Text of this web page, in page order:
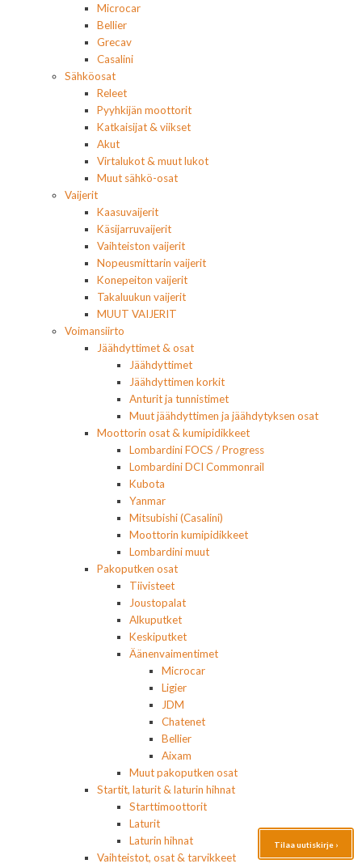
Microcar
Bellier
Grecav
Casalini
Sähköosat
Releet
Pyyhkijän moottorit
Katkaisijat & viikset
Akut
Virtalukot & muut lukot
Muut sähkö-osat
Vaijerit
Kaasuvaijerit
Käsijarruvaijerit
Vaihteiston vaijerit
Nopeusmittarin vaijerit
Konepeiton vaijerit
Takaluukun vaijerit
MUUT VAIJERIT
Voimansiirto
Jäähdyttimet & osat
Jäähdyttimet
Jäähdyttimen korkit
Anturit ja tunnistimet
Muut jäähdyttimen ja jäähdytyksen osat
Moottorin osat & kumipidikkeet
Lombardini FOCS / Progress
Lombardini DCI Commonrail
Kubota
Yanmar
Mitsubishi (Casalini)
Moottorin kumipidikkeet
Lombardini muut
Pakoputken osat
Tiivisteet
Joustopalat
Alkuputket
Keskiputket
Äänenvaimentimet
Microcar
Ligier
JDM
Chatenet
Bellier
Aixam
Muut pakoputken osat
Startit, laturit & laturin hihnat
Starttimoottorit
Laturit
Laturin hihnat
Vaihteistot, osat & tarvikkeet
Tilaa uutiskirje ›